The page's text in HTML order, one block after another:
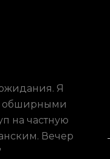
Я
обширными
на частную
Вечер